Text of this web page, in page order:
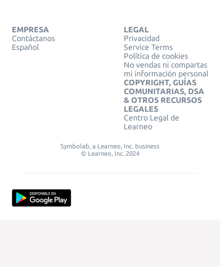
EMPRESA
Contáctanos
Español
LEGAL
Privacidad
Service Terms
Política de cookies
No vendas ni compartas
mi información personal
COPYRIGHT, GUÍAS
COMUNITARIAS, DSA
& OTROS RECURSOS
LEGALES
Centro Legal de
Learneo
Symbolab, a Learneo, Inc. business
© Learneo, Inc. 2024